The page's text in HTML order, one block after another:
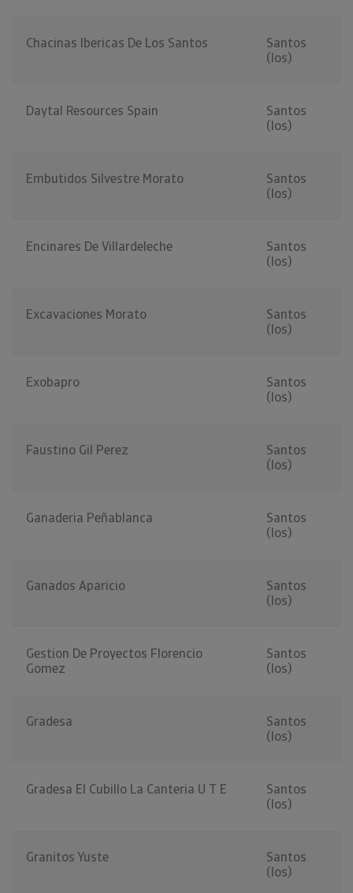
Chacinas Ibericas De Los Santos
Santos
(los)
Daytal Resources Spain
Santos
(los)
Embutidos Silvestre Morato
Santos
(los)
Encinares De Villardeleche
Santos
(los)
Excavaciones Morato
Santos
(los)
Exobapro
Santos
(los)
Faustino Gil Perez
Santos
(los)
Ganaderia Peñablanca
Santos
(los)
Ganados Aparicio
Santos
(los)
Gestion De Proyectos Florencio
Gomez
Santos
(los)
Gradesa
Santos
(los)
Gradesa El Cubillo La Canteria U T E
Santos
(los)
Granitos Yuste
Santos
(los)